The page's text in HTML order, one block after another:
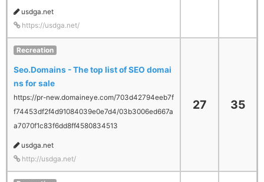
usdga.net
https://usdga.net/
Recreation
Seo.Domains - The top list of SEO domai
ns for sale
https://pr-new.domaineye.com/703d42794eeb7f
f74453df2f4d91084039e0e7d4/03b3006ed667a
a7070f1c83f6dd8ff4580834513
usdga.net
http://usdga.net/
27 35